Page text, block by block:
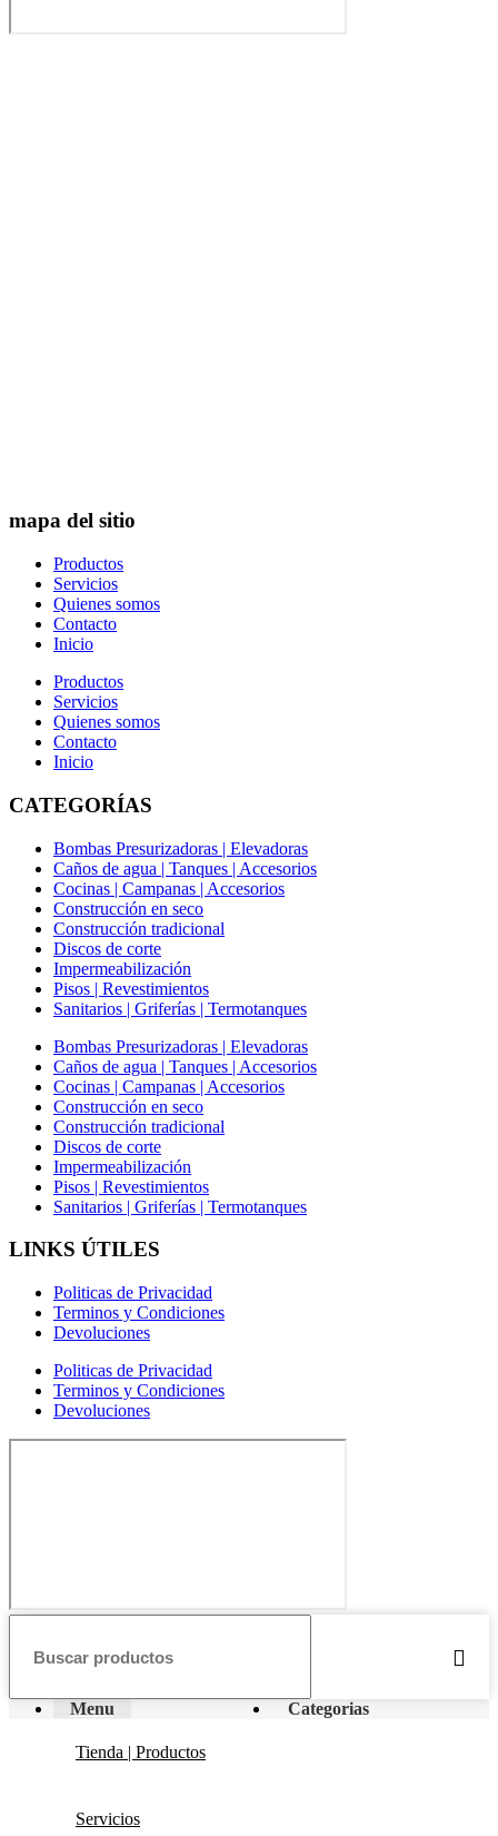
mapa del sitio
Productos
Servicios
Quienes somos
Contacto
Inicio
Productos
Servicios
Quienes somos
Contacto
Inicio
CATEGORÍAS
Bombas Presurizadoras | Elevadoras
Caños de agua | Tanques | Accesorios
Cocinas | Campanas | Accesorios
Construcción en seco
Construcción tradicional
Discos de corte
Impermeabilización
Pisos | Revestimientos
Sanitarios | Griferías | Termotanques
Bombas Presurizadoras | Elevadoras
Caños de agua | Tanques | Accesorios
Cocinas | Campanas | Accesorios
Construcción en seco
Construcción tradicional
Discos de corte
Impermeabilización
Pisos | Revestimientos
Sanitarios | Griferías | Termotanques
LINKS ÚTILES
Politicas de Privacidad
Terminos y Condiciones
Devoluciones
Politicas de Privacidad
Terminos y Condiciones
Devoluciones
Menu Categorias
Tienda | Productos
Servicios